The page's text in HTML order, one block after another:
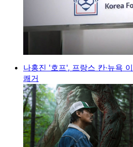
나홍진 '호프', 프랑스 칸·뉴욕
쾌거